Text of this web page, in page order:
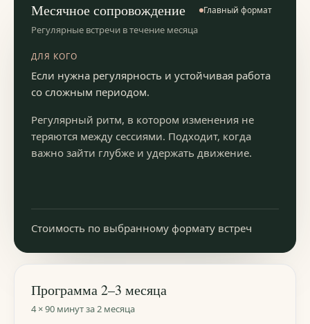
Месячное сопровождение Главный формат
Регулярные встречи в течение месяца
ДЛЯ КОГО
Если нужна регулярность и устойчивая работа
со сложным периодом.
Регулярный ритм, в котором изменения не
теряются между сессиями. Подходит, когда
важно зайти глубже и удержать движение.
Стоимость по выбранному формату встреч
Программа 2–3 месяца
4 × 90 минут за 2 месяца